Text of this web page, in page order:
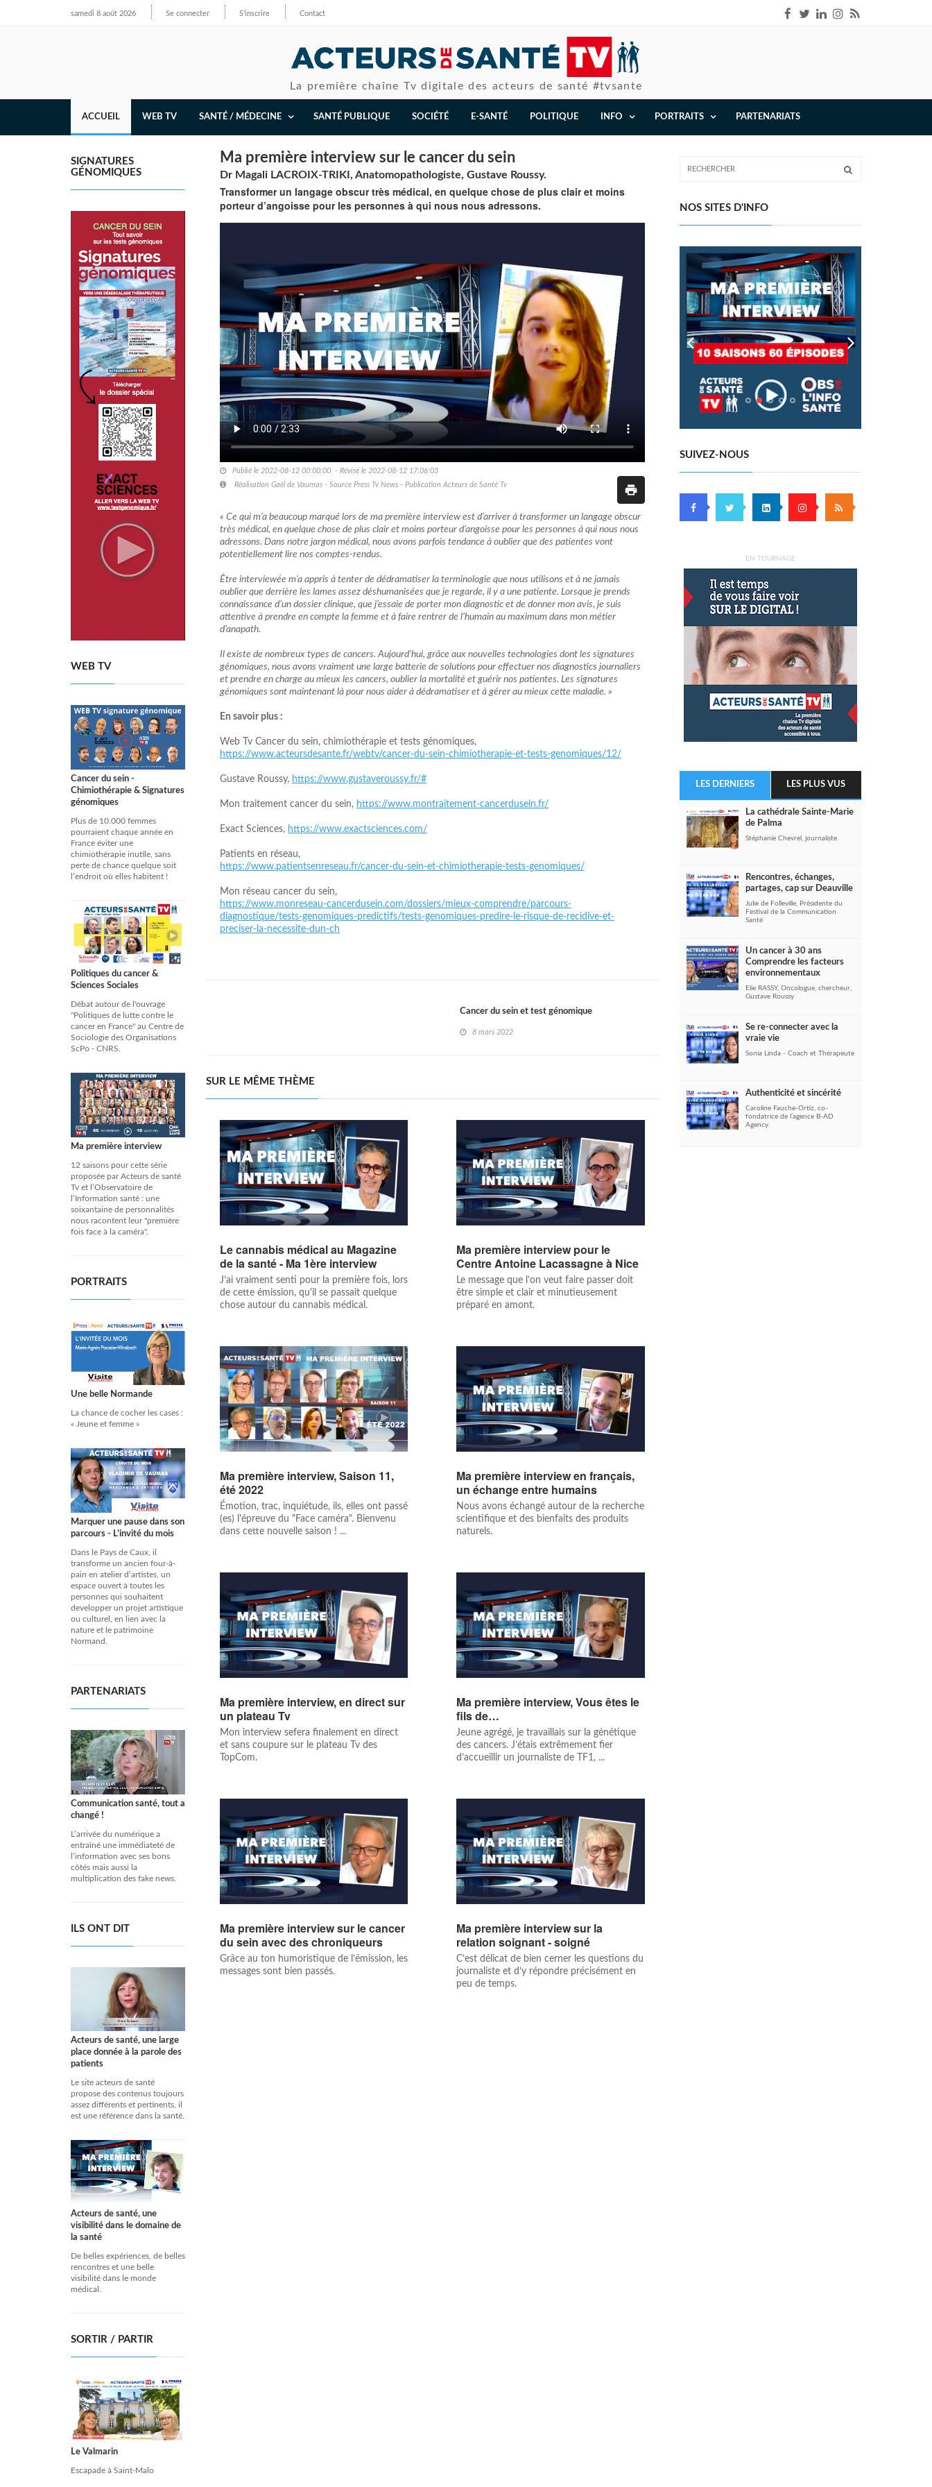
samedi 8 août 2026 Se connecter S'inscrire Contact
La première chaîne Tv digitale des acteurs de santé #tvsante
ACCUEIL WEB TV SANTÉ / MÉDECINE SANTÉ PUBLIQUE SOCIÉTÉ E-SANTÉ POLITIQUE INFO PORTRAITS PARTENARIATS
SIGNATURES
GÉNOMIQUES
WEB TV
Cancer du sein -
Chimiothérapie & Signatures
génomiques
Plus de 10.000 femmes
pourraient chaque année en
France éviter une
chimiothérapie inutile, sans
perte de chance quelque soit
l’endroit où elles habitent !
Politiques du cancer &
Sciences Sociales
Débat autour de l'ouvrage
"Politiques de lutte contre le
cancer en France" au Centre de
Sociologie des Organisations
ScPo - CNRS.
Ma première interview
12 saisons pour cette série
proposée par Acteurs de santé
Tv et l’Observatoire de
l’Information santé : une
soixantaine de personnalités
nous racontent leur "première
fois face à la caméra".
PORTRAITS
Une belle Normande
La chance de cocher les cases :
« Jeune et femme »
Marquer une pause dans son
parcours - L’invité du mois
Dans le Pays de Caux, il
transforme un ancien four-à-
pain en atelier d’artistes, un
espace ouvert à toutes les
personnes qui souhaitent
developper un projet artistique
ou culturel, en lien avec la
nature et le patrimoine
Normand.
PARTENARIATS
Communication santé, tout a
changé !
L’arrivée du numérique a
entraîné une immédiateté de
l’information avec ses bons
côtés mais aussi la
multiplication des fake news.
ILS ONT DIT
Acteurs de santé, une large
place donnée à la parole des
patients
Le site acteurs de santé
propose des contenus toujours
assez différents et pertinents, il
est une référence dans la santé.
Acteurs de santé, une
visibilité dans le domaine de
la santé
De belles expériences, de belles
rencontres et une belle
visibilité dans le monde
médical.
SORTIR / PARTIR
Le Valmarin
Escapade à Saint-Malo
Ma première interview sur le cancer du sein
Dr Magali LACROIX-TRIKI, Anatomopathologiste, Gustave Roussy.
Transformer un langage obscur très médical, en quelque chose de plus clair et moins
porteur d’angoisse pour les personnes à qui nous nous adressons.
Publié le 2022-08-12 00:00:00 - Révisé le 2022-08-12 17:06:03
Réalisation Gaël de Vaumas - Source Press Tv News - Publication Acteurs de Santé Tv
« Ce qui m’a beaucoup marqué lors de ma première interview est d’arriver à transformer un langage obscur
très médical, en quelque chose de plus clair et moins porteur d’angoisse pour les personnes à qui nous nous
adressons. Dans notre jargon médical, nous avons parfois tendance à oublier que des patientes vont
potentiellement lire nos comptes-rendus.
Être interviewée m’a appris à tenter de dédramatiser la terminologie que nous utilisons et à ne jamais
oublier que derrière les lames assez déshumanisées que je regarde, il y a une patiente. Lorsque je prends
connaissance d’un dossier clinique, que j’essaie de porter mon diagnostic et de donner mon avis, je suis
attentive à prendre en compte la femme et à faire rentrer de l’humain au maximum dans mon métier
d’anapath.
Il existe de nombreux types de cancers. Aujourd’hui, grâce aux nouvelles technologies dont les signatures
génomiques, nous avons vraiment une large batterie de solutions pour effectuer nos diagnostics journaliers
et prendre en charge au mieux les cancers, oublier la mortalité et guérir nos patientes. Les signatures
génomiques sont maintenant là pour nous aider à dédramatiser et à gérer au mieux cette maladie. »
En savoir plus :
Web Tv Cancer du sein, chimiothérapie et tests génomiques,
https://www.acteursdesante.fr/webtv/cancer-du-sein-chimiotherapie-et-tests-genomiques/12/
Gustave Roussy, https://www.gustaveroussy.fr/#
Mon traitement cancer du sein, https://www.montraitement-cancerdusein.fr/
Exact Sciences, https://www.exactsciences.com/
Patients en réseau,
https://www.patientsenreseau.fr/cancer-du-sein-et-chimiotherapie-tests-genomiques/
Mon réseau cancer du sein,
https://www.monreseau-cancerdusein.com/dossiers/mieux-comprendre/parcours-
diagnostique/tests-genomiques-predictifs/tests-genomiques-predire-le-risque-de-recidive-et-
preciser-la-necessite-dun-ch
Cancer du sein et test génomique
8 mars 2022
SUR LE MÊME THÈME
Le cannabis médical au Magazine
de la santé - Ma 1ère interview
J’ai vraiment senti pour la première fois, lors
de cette émission, qu'il se passait quelque
chose autour du cannabis médical.
Ma première interview pour le
Centre Antoine Lacassagne à Nice
Le message que l’on veut faire passer doit
être simple et clair et minutieusement
préparé en amont.
Ma première interview, Saison 11,
été 2022
Émotion, trac, inquiétude, ils, elles ont passé
(es) l'épreuve du "Face caméra". Bienvenu
dans cette nouvelle saison ! ...
Ma première interview en français,
un échange entre humains
Nous avons échangé autour de la recherche
scientifique et des bienfaits des produits
naturels.
Ma première interview, en direct sur
un plateau Tv
Mon interview sefera finalement en direct
et sans coupure sur le plateau Tv des
TopCom.
Ma première interview, Vous êtes le
fils de…
Jeune agrégé, je travaillais sur la génétique
des cancers. J’étais extrêmement fier
d’accueillir un journaliste de TF1, ...
Ma première interview sur le cancer
du sein avec des chroniqueurs
Grâce au ton humoristique de l’émission, les
messages sont bien passés.
Ma première interview sur la
relation soignant - soigné
C’est délicat de bien cerner les questions du
journaliste et d’y répondre précisément en
peu de temps.
NOS SITES D'INFO
SUIVEZ-NOUS
EN TOURNAGE
LES DERNIERS LES PLUS VUS
La cathédrale Sainte-Marie
de Palma
Stéphanie Chevrel, journaliste.
Rencontres, échanges,
partages, cap sur Deauville
Julie de Folleville, Présidente du
Festival de la Communication
Santé
Un cancer à 30 ans
Comprendre les facteurs
environnementaux
Elie RASSY, Oncologue, chercheur,
Gustave Roussy
Se re-connecter avec la
vraie vie
Sonia Linda - Coach et Thérapeute
Authenticité et sincérité
Caroline Fauche-Ortiz, co-
fondatrice de l’agence B-AD
Agency.